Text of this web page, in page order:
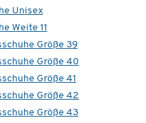
Unisex
Weite 11
Größe 39
Größe 40
Größe 41
Größe 42
Größe 43